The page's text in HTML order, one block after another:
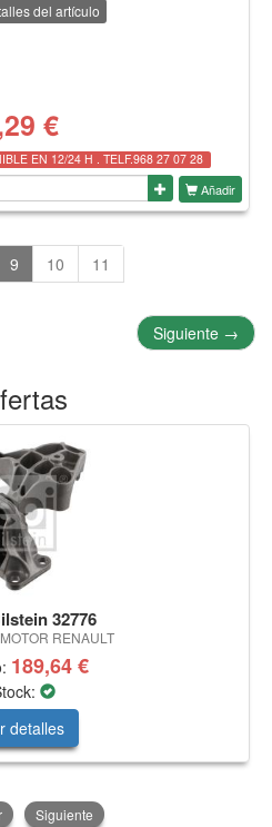
del artículo
€
EN 12/24 H . TELF.968 27 07 28
Añadir
9 10 11
Siguiente →
32776
RENAULT
189,64 €
detalles
Siguiente